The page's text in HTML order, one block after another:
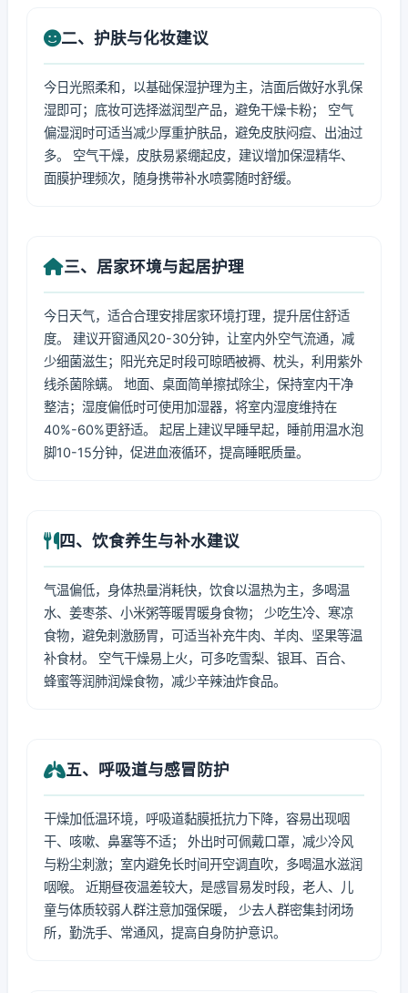
二、护肤与化妆建议
今日光照柔和，以基础保湿护理为主，洁面后做好水乳保
湿即可；底妆可选择滋润型产品，避免干燥卡粉； 空气
偏湿润时可适当减少厚重护肤品，避免皮肤闷痘、出油过
多。 空气干燥，皮肤易紧绷起皮，建议增加保湿精华、
面膜护理频次，随身携带补水喷雾随时舒缓。
三、居家环境与起居护理
今日天气，适合合理安排居家环境打理，提升居住舒适
度。 建议开窗通风20-30分钟，让室内外空气流通，减
少细菌滋生；阳光充足时段可晾晒被褥、枕头，利用紫外
线杀菌除螨。 地面、桌面简单擦拭除尘，保持室内干净
整洁；湿度偏低时可使用加湿器，将室内湿度维持在
40%-60%更舒适。 起居上建议早睡早起，睡前用温水泡
脚10-15分钟，促进血液循环，提高睡眠质量。
四、饮食养生与补水建议
气温偏低，身体热量消耗快，饮食以温热为主，多喝温
水、姜枣茶、小米粥等暖胃暖身食物； 少吃生冷、寒凉
食物，避免刺激肠胃，可适当补充牛肉、羊肉、坚果等温
补食材。 空气干燥易上火，可多吃雪梨、银耳、百合、
蜂蜜等润肺润燥食物，减少辛辣油炸食品。
五、呼吸道与感冒防护
干燥加低温环境，呼吸道黏膜抵抗力下降，容易出现咽
干、咳嗽、鼻塞等不适； 外出时可佩戴口罩，减少冷风
与粉尘刺激；室内避免长时间开空调直吹，多喝温水滋润
咽喉。 近期昼夜温差较大，是感冒易发时段，老人、儿
童与体质较弱人群注意加强保暖， 少去人群密集封闭场
所，勤洗手、常通风，提高自身防护意识。